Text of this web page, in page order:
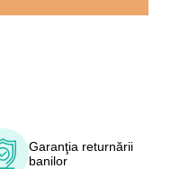
Garanţia returnării
banilor